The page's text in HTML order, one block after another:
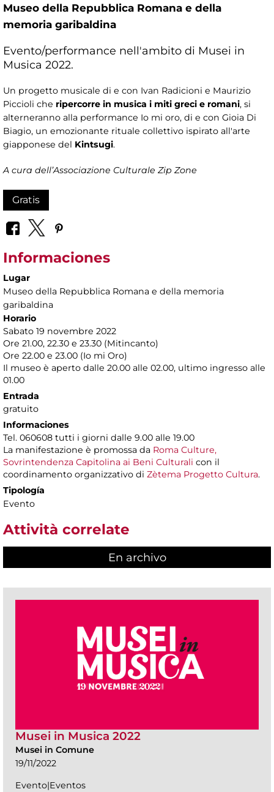
Museo della Repubblica Romana e della
memoria garibaldina
Evento/performance nell'ambito di Musei in
Musica 2022.
Un progetto musicale di e con Ivan Radicioni e Maurizio
Piccioli che ripercorre in musica i miti greci e romani, si
alterneranno alla performance Io mi oro, di e con Gioia Di
Biagio, un emozionante rituale collettivo ispirato all'arte
giapponese del Kintsugi.
A cura dell’Associazione Culturale Zip Zone
Gratis
Informaciones
Lugar
Museo della Repubblica Romana e della memoria
garibaldina
Horario
Sabato 19 novembre 2022
Ore 21.00, 22.30 e 23.30 (Mitincanto)
Ore 22.00 e 23.00 (Io mi Oro)
Il museo è aperto dalle 20.00 alle 02.00, ultimo ingresso alle
01.00
Entrada
gratuito
Informaciones
Tel. 060608 tutti i giorni dalle 9.00 alle 19.00
La manifestazione è promossa da Roma Culture,
Sovrintendenza Capitolina ai Beni Culturali con il
coordinamento organizzativo di Zètema Progetto Cultura.
Tipología
Evento
Attività correlate
En archivo
Musei in Musica 2022
Musei in Comune
19/11/2022
Evento|Eventos